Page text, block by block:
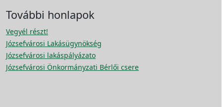
További honlapok
Vegyél részt!
Józsefvárosi Lakásügynökség
Józsefvárosi lakáspályázato
Józsefvárosi Önkormányzati Bérlői csere